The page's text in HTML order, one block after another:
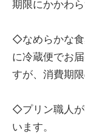
期限にかかわ
◇なめらかな
に冷蔵便でお
すが、消費期
◇プリン職人が
います。